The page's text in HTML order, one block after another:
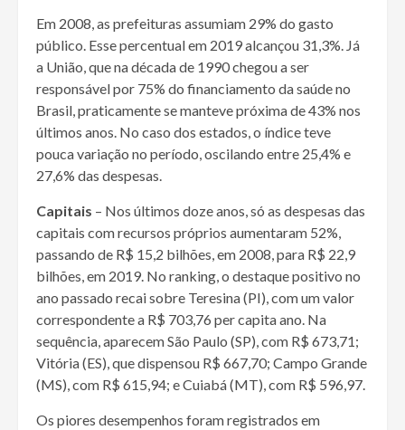
Em 2008, as prefeituras assumiam 29% do gasto
público. Esse percentual em 2019 alcançou 31,3%. Já
a União, que na década de 1990 chegou a ser
responsável por 75% do financiamento da saúde no
Brasil, praticamente se manteve próxima de 43% nos
últimos anos. No caso dos estados, o índice teve
pouca variação no período, oscilando entre 25,4% e
27,6% das despesas.
Capitais – Nos últimos doze anos, só as despesas das
capitais com recursos próprios aumentaram 52%,
passando de R$ 15,2 bilhões, em 2008, para R$ 22,9
bilhões, em 2019. No ranking, o destaque positivo no
ano passado recai sobre Teresina (PI), com um valor
correspondente a R$ 703,76 per capita ano. Na
sequência, aparecem São Paulo (SP), com R$ 673,71;
Vitória (ES), que dispensou R$ 667,70; Campo Grande
(MS), com R$ 615,94; e Cuiabá (MT), com R$ 596,97.
Os piores desempenhos foram registrados em